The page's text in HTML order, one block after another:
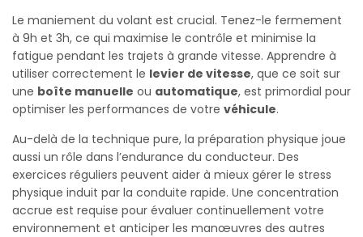
Le maniement du volant est crucial. Tenez-le fermement
à 9h et 3h, ce qui maximise le contrôle et minimise la
fatigue pendant les trajets à grande vitesse. Apprendre à
utiliser correctement le levier de vitesse, que ce soit sur
une boîte manuelle ou automatique, est primordial pour
optimiser les performances de votre véhicule.
Au-delà de la technique pure, la préparation physique joue
aussi un rôle dans l’endurance du conducteur. Des
exercices réguliers peuvent aider à mieux gérer le stress
physique induit par la conduite rapide. Une concentration
accrue est requise pour évaluer continuellement votre
environnement et anticiper les manœuvres des autres